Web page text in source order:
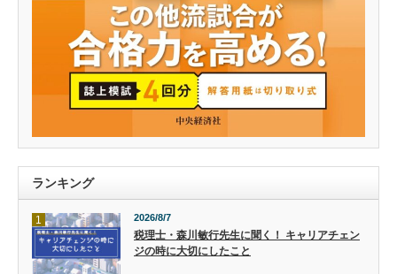
ランキング
1 2026/8/7
税理士・森川敏行先生に聞く！ キャリアチェン
ジの時に大切にしたこと